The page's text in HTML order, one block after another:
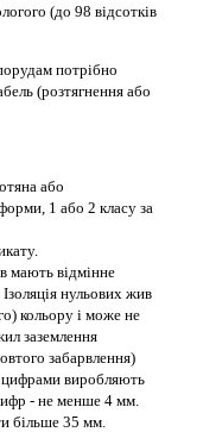
(до 98 відсотків
потрібно
(розтягнення або
або
1 або 2 класу за
мають відмінне
нульових жив
кольору і може не
заземлення
забарвлення)
виробляють
- не менше 4 мм.
більше 35 мм.